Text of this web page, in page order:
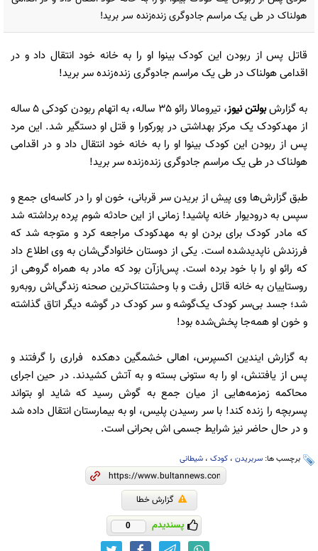
هولناک در طی یک مراسم جادوگری زنده‌زنده سر برید!
قاتل پس از ربودن این کودک بینوا او را به خانه خود انتقال داد و در
اقدامی هولناک در طی یک مراسم جادوگری زنده‌زنده سر برید!
به گزارشبولتن نیوز
، تیرومالا رائو 35 ساله، به اتهام ربودن کودکی 5 ساله
از مهدکودک یک مرکز بهداشتی در پورکورا و قتل او دستگیر شد. این مرد
پس از ربودن این کودک بینوا او را به خانه خود انتقال داد و در اقدامی
هولناک در طی یک مراسم جادوگری زنده‌زنده سر برید!
طبق گزارش‌ها وی پیش از بریدن سر قربانی، خون او را در کاسه‌ای جمع و
سپس به درودیوار خانه پاشید! زمانی از این حادثه شوم پرده برداشته شد
که مادر کودک برای بردن او به مهدکودک مراجعه کرد و متوجه شد که
فرزندش ناپدیدشده است. یکی از دوستان خانوادگی‌شان به وی اطلاع داد
که رائو او را با خود برده است. پس‌ازآن بود که مادر به همراه گروهی از
روستاییان به خانه قاتل رفت و با وحشتناک‌ترین صحنه زندگی‌اش روبه‌رو
شد؛ جسد بی‌سر کودک یک‌گوشه و سر کودک در گوشه دیگر اتاق گذاشته
و خون او همه‌جا پخش‌شده بود!
به گزارش ایندین اکسپرس، اهالی خشمگین دهکده فراری را گرفتند و
پس از یافتنش، او را به ستونی بسته و به آتش کشیدند. در حین اجرای
محاکمه زمزمه‌هایی از میان جمع به گوش رسید که شاید او بتواند
پسربچه را زنده کند! با سر رسیدن پلیس، او به بیمارستان انتقال داده شد
و در حال حاضر نیز شرایط جسمی اش بحرانی است.
برچسب ها: سربریدن ، کودک ، شیطانی
گزارش خطا
پسندیدم 0